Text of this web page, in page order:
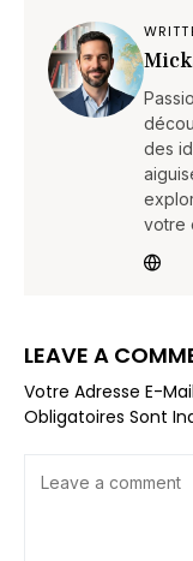
des
votre
LEAVE A
Votre Adresse E-
Obligatoires Sont